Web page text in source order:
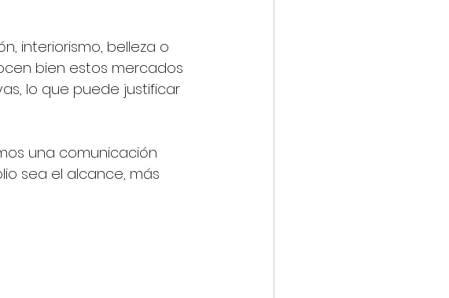
interiorismo, belleza o
bien estos mercados
lo que puede justificar
una comunicación
sea el alcance, más